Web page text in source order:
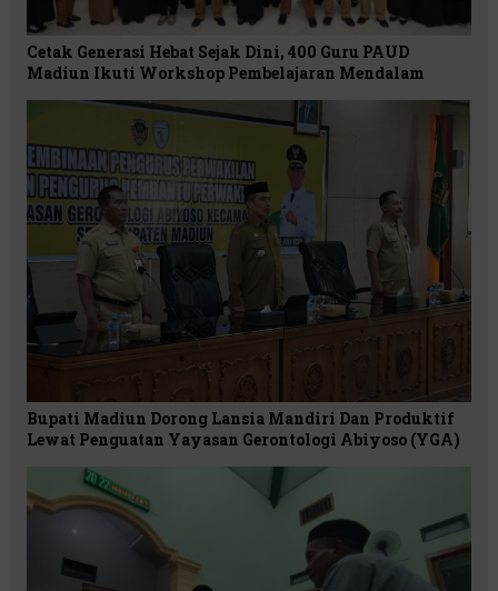
Cetak Generasi Hebat Sejak Dini, 400 Guru PAUD
Madiun Ikuti Workshop Pembelajaran Mendalam
Bupati Madiun Dorong Lansia Mandiri Dan Produktif
Lewat Penguatan Yayasan Gerontologi Abiyoso (YGA)